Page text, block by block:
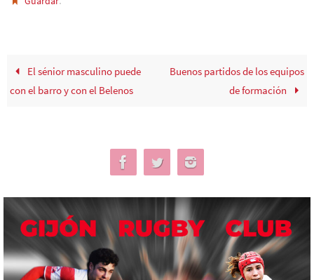
El sénior masculino puede
con el barro y con el Belenos
Buenos partidos de los equipos
de formación